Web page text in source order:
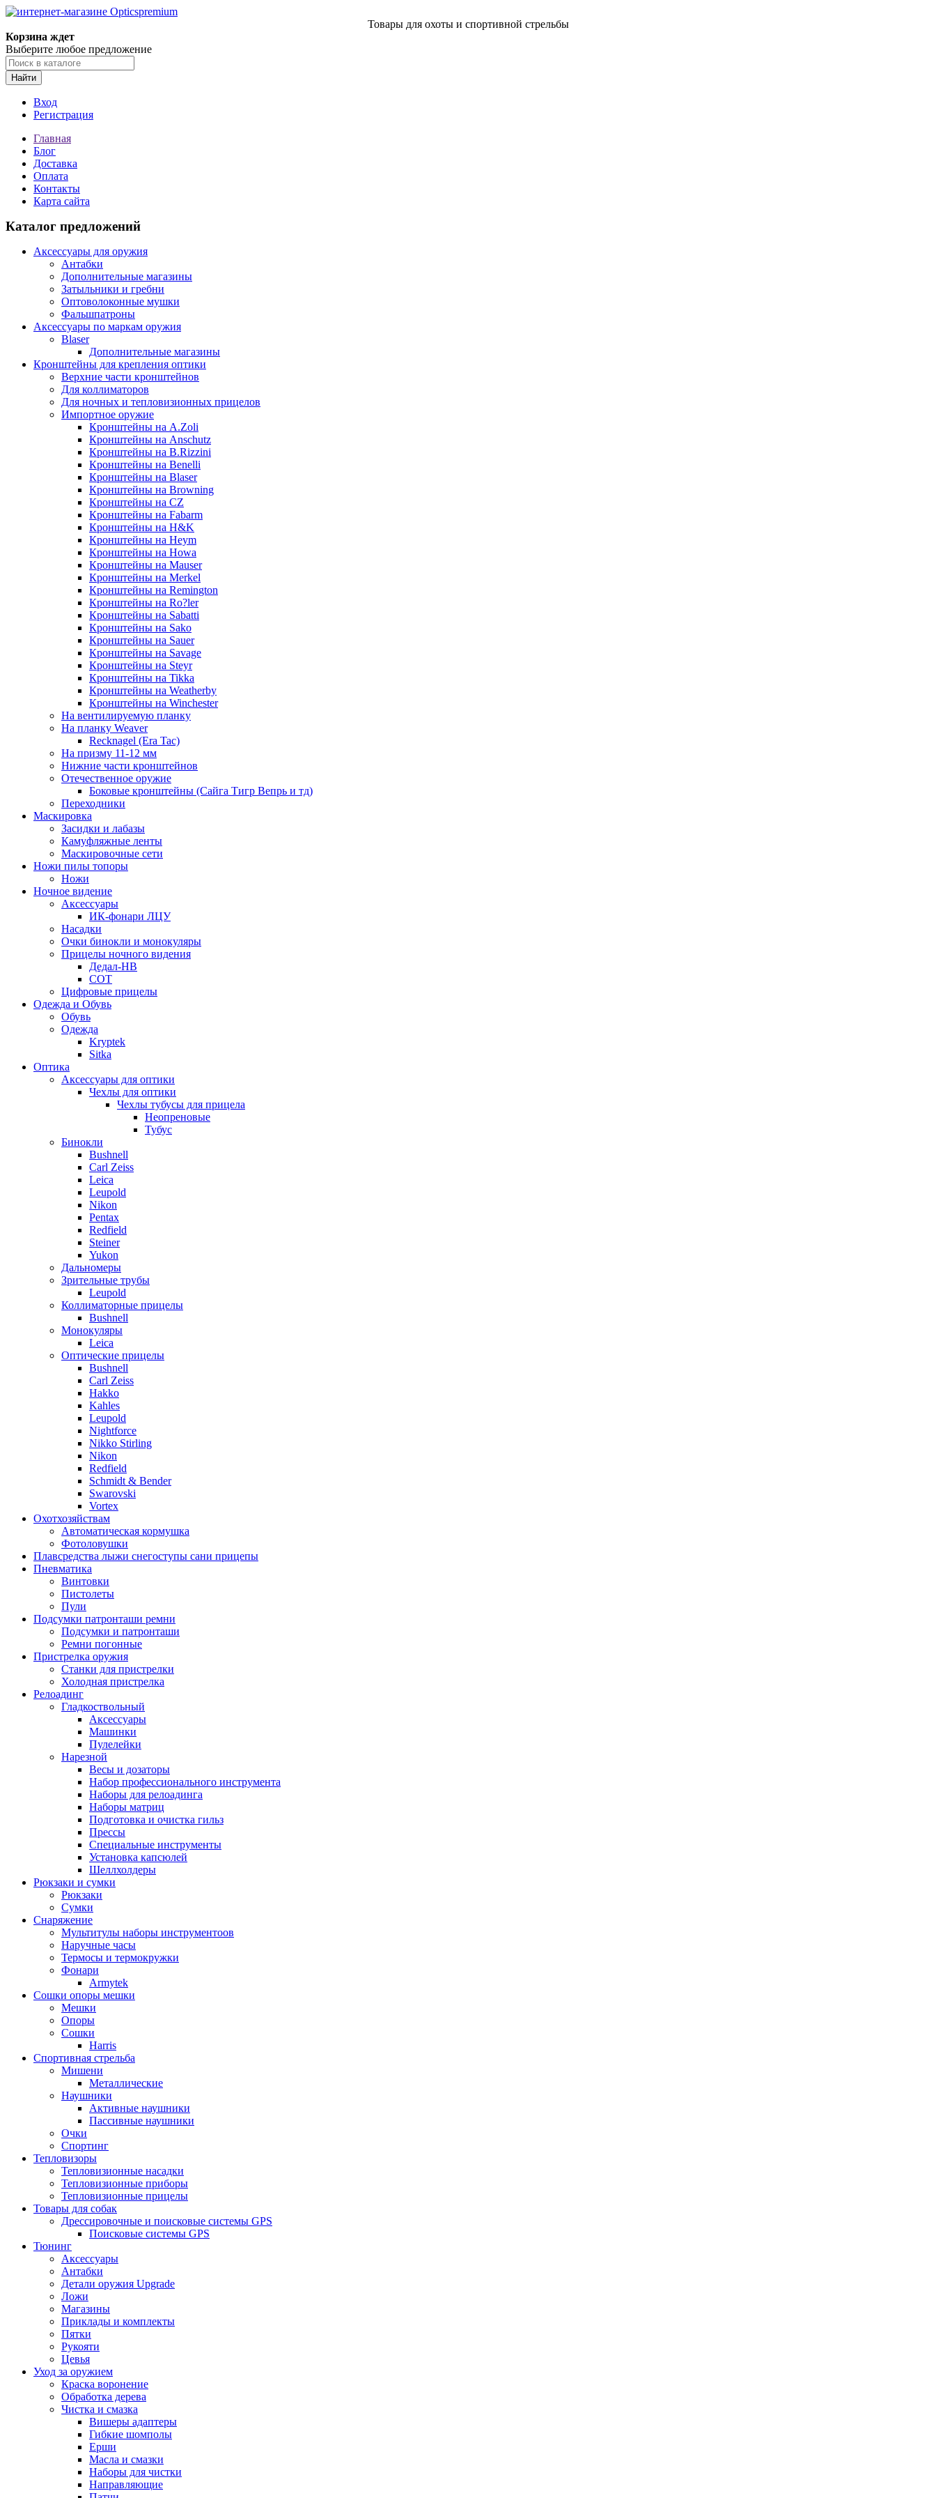
Товары для охоты и спортивной стрельбы
Корзина ждет
Выберите любое предложение
Найти
Вход
Регистрация
Главная
Блог
Доставка
Оплата
Контакты
Карта сайта
Каталог предложений
Аксессуары для оружия
Антабки
Дополнительные магазины
Затыльники и гребни
Оптоволоконные мушки
Фальшпатроны
Аксессуары по маркам оружия
Blaser
Дополнительные магазины
Кронштейны для крепления оптики
Верхние части кронштейнов
Для коллиматоров
Для ночных и тепловизионных прицелов
Импортное оружие
Кронштейны на A.Zoli
Кронштейны на Anschutz
Кронштейны на B.Rizzini
Кронштейны на Benelli
Кронштейны на Blaser
Кронштейны на Browning
Кронштейны на CZ
Кронштейны на Fabarm
Кронштейны на H&K
Кронштейны на Heym
Кронштейны на Howa
Кронштейны на Mauser
Кронштейны на Merkel
Кронштейны на Remington
Кронштейны на Ro?ler
Кронштейны на Sabatti
Кронштейны на Sako
Кронштейны на Sauer
Кронштейны на Savage
Кронштейны на Steyr
Кронштейны на Tikka
Кронштейны на Weatherby
Кронштейны на Winchester
На вентилируемую планку
На планку Weaver
Recknagel (Era Tac)
На призму 11-12 мм
Нижние части кронштейнов
Отечественное оружие
Боковые кронштейны (Сайга Тигр Вепрь и тд)
Переходники
Маскировка
Засидки и лабазы
Камуфляжные ленты
Маскировочные сети
Ножи пилы топоры
Ножи
Ночное видение
Аксессуары
ИК-фонари ЛЦУ
Насадки
Очки бинокли и монокуляры
Прицелы ночного видения
Дедал-НВ
СОТ
Цифровые прицелы
Одежда и Обувь
Обувь
Одежда
Kryptek
Sitka
Оптика
Аксессуары для оптики
Чехлы для оптики
Чехлы тубусы для прицела
Неопреновые
Тубус
Бинокли
Bushnell
Carl Zeiss
Leica
Leupold
Nikon
Pentax
Redfield
Steiner
Yukon
Дальномеры
Зрительные трубы
Leupold
Коллиматорные прицелы
Bushnell
Монокуляры
Leica
Оптические прицелы
Bushnell
Carl Zeiss
Hakko
Kahles
Leupold
Nightforce
Nikko Stirling
Nikon
Redfield
Schmidt & Bender
Swarovski
Vortex
Охотхозяйствам
Автоматическая кормушка
Фотоловушки
Плавсредства лыжи снегоступы сани прицепы
Пневматика
Винтовки
Пистолеты
Пули
Подсумки патронташи ремни
Подсумки и патронташи
Ремни погонные
Пристрелка оружия
Станки для пристрелки
Холодная пристрелка
Релоадинг
Гладкоствольный
Аксессуары
Машинки
Пулелейки
Нарезной
Весы и дозаторы
Набор профессионального инструмента
Наборы для релоадинга
Наборы матриц
Подготовка и очистка гильз
Прессы
Специальные инструменты
Установка капсюлей
Шеллхолдеры
Рюкзаки и сумки
Рюкзаки
Сумки
Снаряжение
Мультитулы наборы инструментоов
Наручные часы
Термосы и термокружки
Фонари
Armytek
Сошки опоры мешки
Мешки
Опоры
Сошки
Harris
Спортивная стрельба
Мишени
Металлические
Наушники
Активные наушники
Пассивные наушники
Очки
Спортинг
Тепловизоры
Тепловизионные насадки
Тепловизионные приборы
Тепловизионные прицелы
Товары для собак
Дрессировочные и поисковые системы GPS
Поисковые системы GPS
Тюнинг
Аксессуары
Антабки
Детали оружия Upgrade
Ложи
Магазины
Приклады и комплекты
Пятки
Рукояти
Цевья
Уход за оружием
Краска воронение
Обработка дерева
Чистка и смазка
Вишеры адаптеры
Гибкие шомполы
Ерши
Масла и смазки
Наборы для чистки
Направляющие